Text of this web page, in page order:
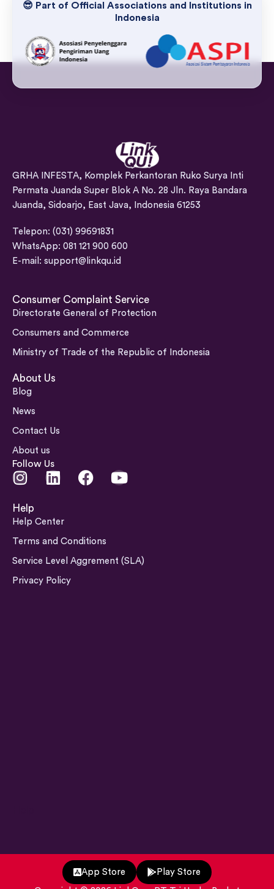
😎 Part of Official Associations and Institutions in
Indonesia
GRHA INFESTA, Komplek Perkantoran Ruko Surya Inti
Permata Juanda Super Blok A No. 28 Jln. Raya Bandara
Juanda, Sidoarjo, East Java, Indonesia 61253
Telepon: (031) 99691831
WhatsApp: 081 121 900 600
E-mail: support@linkqu.id
Consumer Complaint Service
Directorate General of Protection
Consumers and Commerce
Ministry of Trade of the Republic of Indonesia
About Us
Blog
News
Contact Us
About us
Follow Us
I
s
t
a
r
a
L
k
e
i
n
F
b
o
Y
b
e
Help
Help Center
Terms and Conditions
Service Level Aggrement (SLA)
Privacy Policy
App Store Play Store